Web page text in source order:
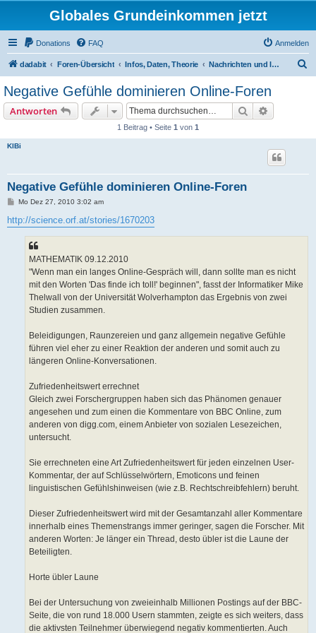
Globales Grundeinkommen jetzt
Donations FAQ Anmelden
dadabit Foren-Übersicht Infos, Daten, Theorie Nachrichten und Infos
Negative Gefühle dominieren Online-Foren
Antworten Suche
1 Beitrag • Seite 1 von 1
KlBi
Negative Gefühle dominieren Online-Foren
B
i
t
Mo Dez 27, 2010 3:02 am
http://science.orf.at/stories/1670203
MATHEMATIK 09.12.2010
"Wenn man ein langes Online-Gespräch will, dann sollte man es nicht
mit den Worten 'Das finde ich toll!' beginnen", fasst der Informatiker Mike
Thelwall von der Universität Wolverhampton das Ergebnis von zwei
Studien zusammen.
Beleidigungen, Raunzereien und ganz allgemein negative Gefühle
führen viel eher zu einer Reaktion der anderen und somit auch zu
längeren Online-Konversationen.
Zufriedenheitswert errechnet
Gleich zwei Forschergruppen haben sich das Phänomen genauer
angesehen und zum einen die Kommentare von BBC Online, zum
anderen von digg.com, einem Anbieter von sozialen Lesezeichen,
untersucht.
Sie errechneten eine Art Zufriedenheitswert für jeden einzelnen User-
Kommentar, der auf Schlüsselwörtern, Emoticons und feinen
linguistischen Gefühlshinweisen (wie z.B. Rechtschreibfehlern) beruht.
Dieser Zufriedenheitswert wird mit der Gesamtanzahl aller Kommentare
innerhalb eines Themenstrangs immer geringer, sagen die Forscher. Mit
anderen Worten: Je länger ein Thread, desto übler ist die Laune der
Beteiligten.
Horte übler Laune
Bei der Untersuchung von zweieinhalb Millionen Postings auf der BBC-
Seite, die von rund 18.000 Usern stammten, zeigte es sich weiters, dass
die aktivsten Teilnehmer überwiegend negativ kommentierten. Auch